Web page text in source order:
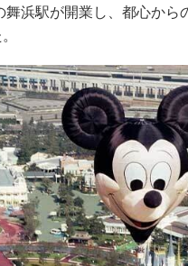
舞浜駅が開業し、都心から